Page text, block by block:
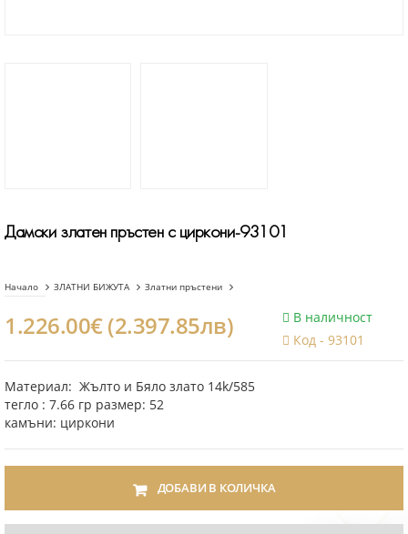
Дамски златен пръстен с циркони-93101
Начало ЗЛАТНИ БИЖУТА Златни пръстени
1.226.00€ (2.397.85лв)
В наличност
Код -93101
Материал: Жълто и Бяло злато 14k/585
тегло : 7.66 гр размер: 52
камъни: циркони
ДОБАВИ В КОЛИЧКА